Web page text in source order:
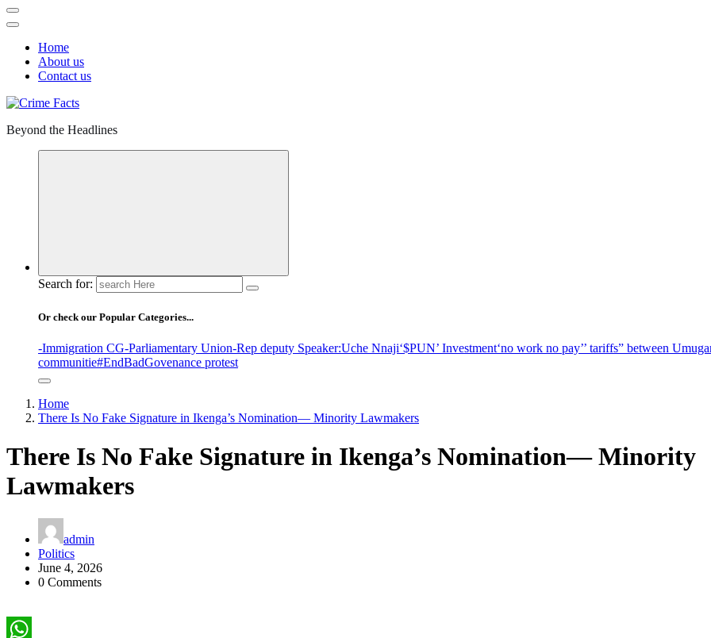
Home
About us
Contact us
Beyond the Headlines
Search for:
Or check our Popular Categories...
-Immigration CG-Parliamentary Union-Rep deputy Speaker:Uche Nnaji‘$PUN’ Investment‘no work no pay’’ tariffs” between
communitie#EndBadGovenance protest
Home
There Is No Fake Signature in Ikenga’s Nomination— Minority Lawmakers
There Is No Fake Signature in Ikenga’s Nomination— Minority
Lawmakers
admin
Politics
June 4, 2026
0 Comments